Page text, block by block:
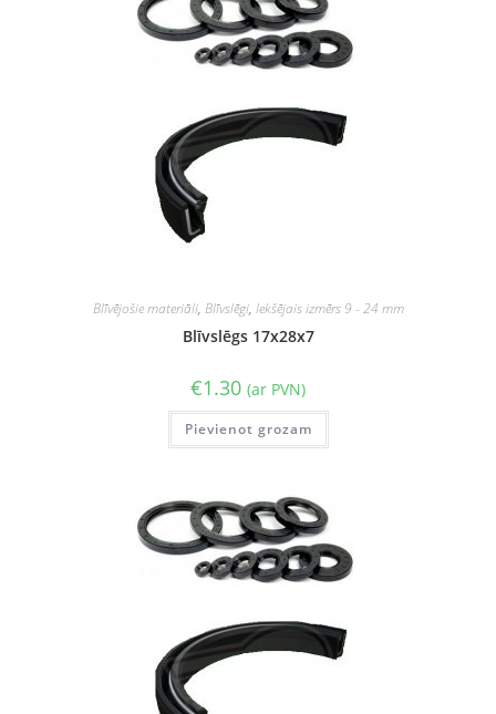
Blīvējošie materiāli, Blīvslēgi, Iekšējais izmērs 9 - 24 mm
Blīvslēgs 17x28x7
€1.30 (ar PVN)
Pievienot grozam